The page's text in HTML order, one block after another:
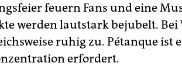
feuern Fans und eine
werden lautstark bejubelt.
ruhig zu. Pétanque ist
erfordert.